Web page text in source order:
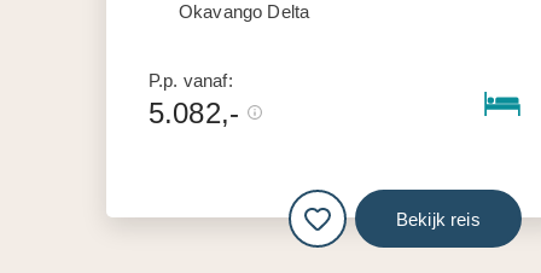
Okavango Delta
P.p. vanaf:
5.082,-
Bekijk reis